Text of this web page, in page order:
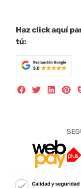
Haz click aquí
tú: